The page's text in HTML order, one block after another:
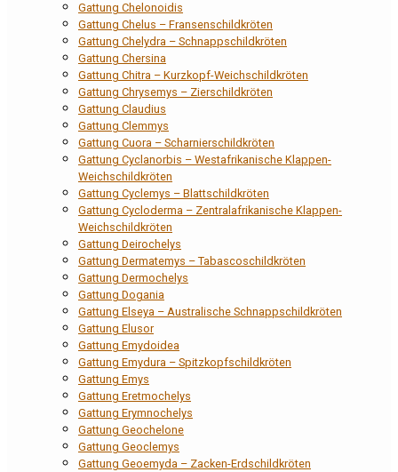
Gattung Chelonoidis
Gattung Chelus – Fransenschildkröten
Gattung Chelydra – Schnappschildkröten
Gattung Chersina
Gattung Chitra – Kurzkopf-Weichschildkröten
Gattung Chrysemys – Zierschildkröten
Gattung Claudius
Gattung Clemmys
Gattung Cuora – Scharnierschildkröten
Gattung Cyclanorbis – Westafrikanische Klappen-
Weichschildkröten
Gattung Cyclemys – Blattschildkröten
Gattung Cycloderma – Zentralafrikanische Klappen-
Weichschildkröten
Gattung Deirochelys
Gattung Dermatemys – Tabascoschildkröten
Gattung Dermochelys
Gattung Dogania
Gattung Elseya – Australische Schnappschildkröten
Gattung Elusor
Gattung Emydoidea
Gattung Emydura – Spitzkopfschildkröten
Gattung Emys
Gattung Eretmochelys
Gattung Erymnochelys
Gattung Geochelone
Gattung Geoclemys
Gattung Geoemyda – Zacken-Erdschildkröten